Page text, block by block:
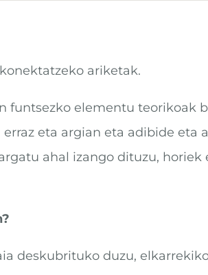
ariketak.
funtsezko elementu teorikoak
eta argian eta adibide eta
ahal izango dituzu, horiek
deskubrituko duzu,